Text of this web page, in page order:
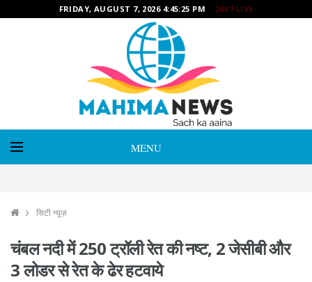
FRIDAY, AUGUST 7, 2026 4:45:27 PM 24X7 LIVE
MENU
सिटी न्यूज़
चंबल नदी में 250 ट्रॉली रेत की नष्ट, 2 जेसीबी और
3 लोडर से रेत के ढेर हटवाये